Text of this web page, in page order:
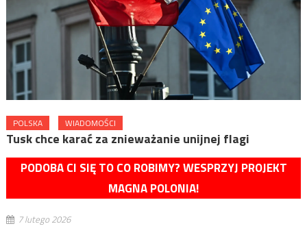
POLSKA WIADOMOŚCI
Tusk chce karać za znieważanie unijnej flagi
PODOBA CI SIĘ TO CO ROBIMY? WESPRZYJ PROJEKT
MAGNA POLONIA!
7 lutego 2026